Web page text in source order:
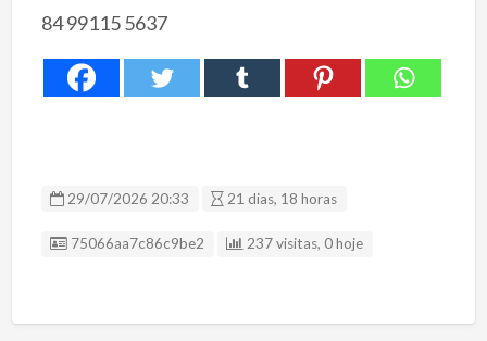
84 99115 5637
29/07/2026 20:33 21 dias, 18 horas
ID Anúncio
75066aa7c86c9be2 237 visitas, 0 hoje